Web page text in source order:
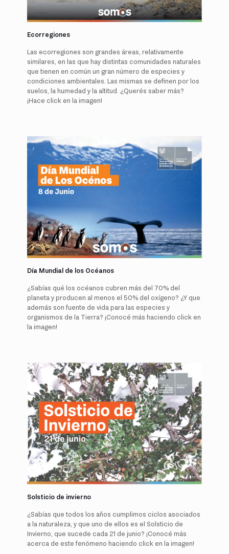
Ecorregiones
Las ecorregiones son grandes áreas, relativamente
similares, en las que hay distintas comunidades naturales
que tienen en común un gran número de especies y
condiciones ambientales. Las mismas se definen por los
suelos, la humedad y la altitud. ¿Querés saber más?
¡Hace click en la imagen!
Día Mundial de los Océanos
¿Sabías qué los océanos cubren más del 70% del
planeta y producen al menos el 50% del oxígeno? ¿Y que
además son fuente de vida para las especies y
organismos de la Tierra? ¡Conocé más haciendo click en
la imagen!
Solsticio de invierno
¿Sabías que todos los años cumplimos ciclos asociados
a la naturaleza, y que uno de ellos es el Solsticio de
Invierno, que sucede cada 21 de junio? ¡Conocé más
acerca de este fenómeno haciendo click en la imagen!